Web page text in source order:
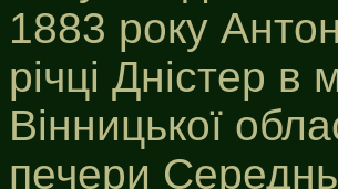
1883 року
річці Дністер
Вінницької
печери